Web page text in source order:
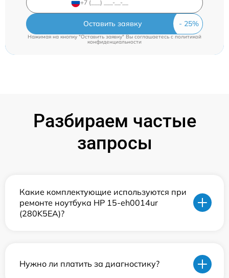
Оставить заявку
Нажимая на кнопку "Оставить заявку" Вы соглашаетесь cполитикой
конфиденциальности
Разбираем частые
запросы
Какие комплектующие используются при
ремонте ноутбука HP 15-eh0014ur
(280K5EA)?
Нужно ли платить за диагностику?